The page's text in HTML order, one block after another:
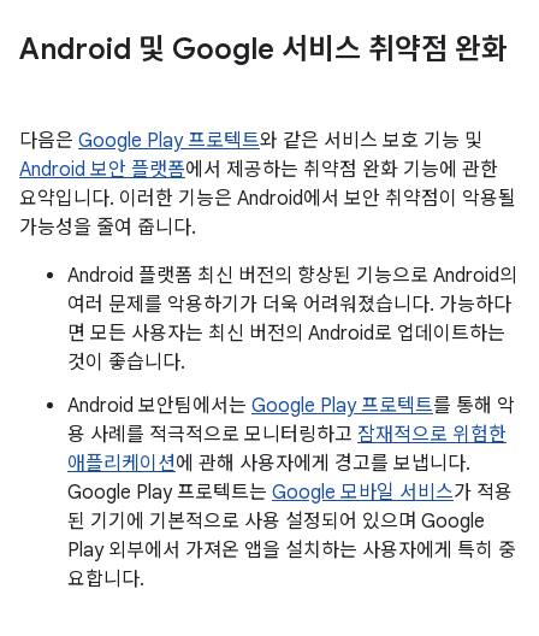
Android 및 Google 서비스 취약점 완화
다음은 Google Play 프로텍트와 같은 서비스 보호 기능 및
Android 보안 플랫폼에서 제공하는 취약점 완화 기능에 관한
요약입니다. 이러한 기능은 Android에서 보안 취약점이 악용될
가능성을 줄여 줍니다.
Android 플랫폼 최신 버전의 향상된 기능으로 Android의
여러 문제를 악용하기가 더욱 어려워졌습니다. 가능하다
면 모든 사용자는 최신 버전의 Android로 업데이트하는
것이 좋습니다.
Android 보안팀에서는 Google Play 프로텍트를 통해 악
용 사례를 적극적으로 모니터링하고 잠재적으로 위험한
애플리케이션에 관해 사용자에게 경고를 보냅니다.
Google Play 프로텍트는 Google 모바일 서비스가 적용
된 기기에 기본적으로 사용 설정되어 있으며 Google
Play 외부에서 가져온 앱을 설치하는 사용자에게 특히 중
요합니다.